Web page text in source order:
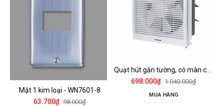
Mặt 1 kim loại - WN7601-8
63.700₫ 98.000₫
698.000₫ 1.040.000₫
MUA HÀNG